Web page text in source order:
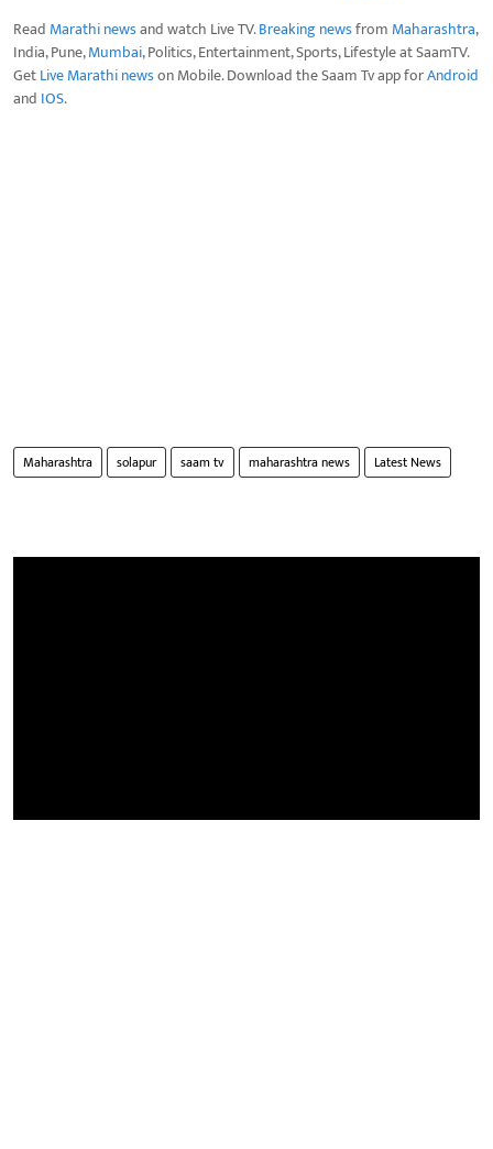
Read Marathi newsand watch Live TV.Breaking newsfrom Maharashtra,
India, Pune,Mumbai, Politics, Entertainment, Sports, Lifestyle at SaamTV.
GetLive Marathi newson Mobile. Download the Saam Tv app forAndroid
and IOS.
Maharashtra solapur saam tv maharashtra news Latest News